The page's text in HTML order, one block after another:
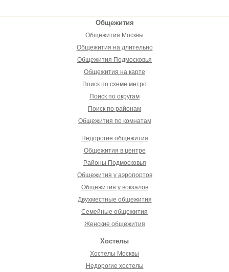
Общежития
Общежития Москвы
Общежития на длительно
Общежития Подмосковья
Общежития на карте
Поиск по схеме метро
Поиск по округам
Поиск по районам
Общежития по комнатам
Недорогие общежития
Общежития в центре
Районы Подмосковья
Общежития у аэропортов
Общежития у вокзалов
Двухместные общежития
Семейные общежития
Женские общежития
Хостелы
Хостелы Москвы
Недорогие хостелы